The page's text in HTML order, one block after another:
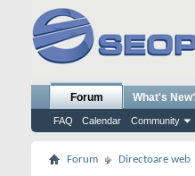
Forum
FAQ Calendar Community
What's
Forum Directoare web